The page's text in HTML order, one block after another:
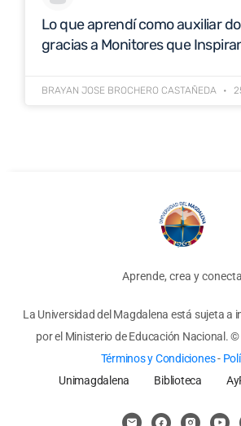
Lo que aprendí como auxiliar
gracias a Monitores que
BRAYAN JOSE BROCHERO CASTAÑEDA
Aprende, crea y conecta
La Universidad del Magdalena está sujeta a
por el Ministerio de Educación Nacional.©
Términos y Condiciones-
Unimagdalena
Biblioteca